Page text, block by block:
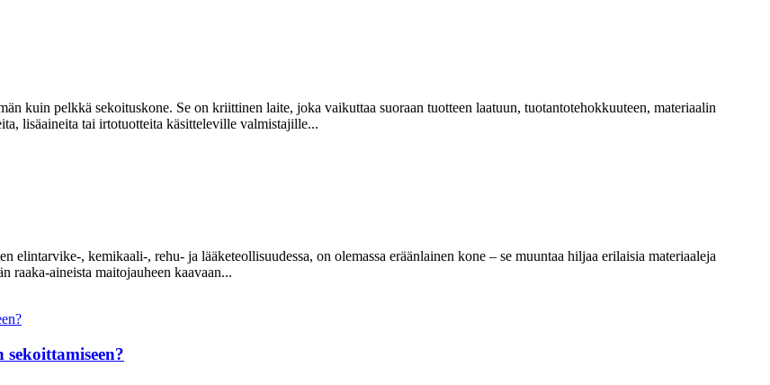
kuin pelkkä sekoituskone. Se on kriittinen laite, joka vaikuttaa suoraan tuotteen laatuun, tuotantotehokkuuteen, materiaalin
lisäaineita tai irtotuotteita käsitteleville valmistajille...
elintarvike-, kemikaali-, rehu- ja lääketeollisuudessa, on olemassa eräänlainen kone – se muuntaa hiljaa erilaisia ​​materiaaleja
raaka-aineista maitojauheen kaavaan...